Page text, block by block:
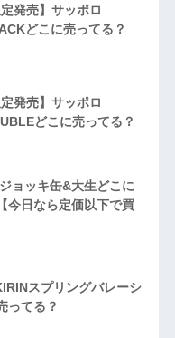
発売】サッポロ
どこに売ってる？
発売】サッポロ
どこに売ってる？
ョッキ缶&大生どこに
今日なら定価以下で買
スプリングバレーシ
ってる？